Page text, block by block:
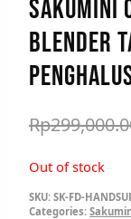
SAKUMINI
BLENDER
Rp
Out of stock
SKU: SK-FD-
Categories: